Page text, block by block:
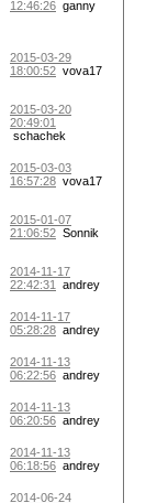
12:46:26 ganny
2015-03-29
18:00:52 vova17
2015-03-20
20:49:01
schachek
2015-03-03
16:57:28 vova17
2015-01-07
21:06:52 Sonnik
2014-11-17
22:42:31
andrey
2014-11-17
05:28:28 andrey
2014-11-13
06:22:56 andrey
2014-11-13
06:20:56 andrey
2014-11-13
06:18:56 andrey
2014-06-24